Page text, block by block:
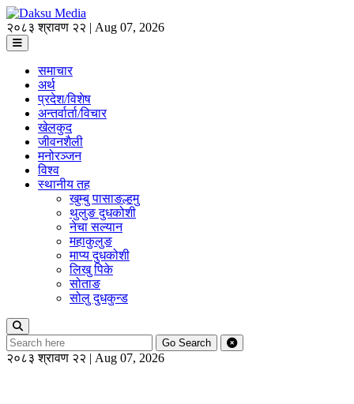
२०८३ श्रावण २२ | Aug 07, 2026
समाचार
अर्थ
प्रदेश/विशेष
अन्तर्वार्ता/विचार
खेलकुद
जीवनशैली
मनोरञ्जन
विश्व
स्थानीय तह
खुम्बु पासाङल्हमु
थुलुङ दुधकोशी
नेचा सल्यान
महाकुलुङ
माप्य दुधकोशी
लिखु पिके
सोताङ
सोलु दुधकुन्ड
Go Search
२०८३ श्रावण २२ | Aug 07, 2026